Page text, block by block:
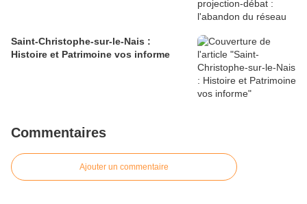
Saint-Christophe-sur-le-Nais :
Histoire et Patrimoine vos informe
Commentaires
Ajouter un commentaire